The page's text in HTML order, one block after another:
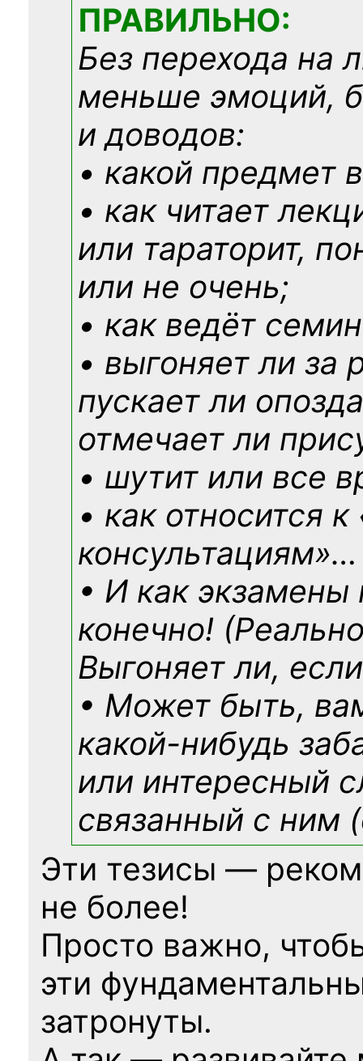
ПРАВИЛЬНО:
Без перехода на
меньше эмоций,
и доводов:
• какой предмет
• как читает
или тараторит,
или не очень;
• как ведёт
• выгоняет ли за
пускает ли
отмечает ли
• шутит или все
• как относится
консультациям»…
• И как экзамены
конечно!
Выгоняет ли,
• Может быть,
какой-нибудь
или интересный
связанный с ним
Эти тезисы —
не более!
Просто важно,
эти
затронуты.